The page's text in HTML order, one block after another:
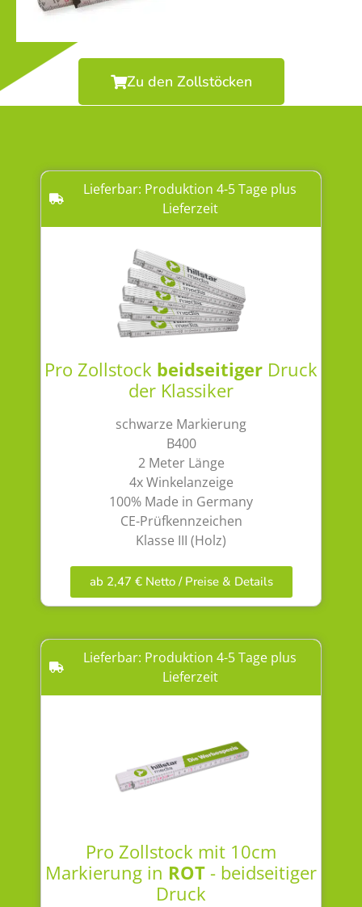
Zu den Zollstöcken
Lieferbar: Produktion 4-5 Tage plus
Lieferzeit
Pro Zollstock beidseitiger Druck
der Klassiker
schwarze Markierung
B400
2 Meter Länge
4x Winkelanzeige
100% Made in Germany
CE-Prüfkennzeichen
Klasse III (Holz)
ab 2,47 € Netto / Preise & Details
Lieferbar: Produktion 4-5 Tage plus
Lieferzeit
Pro Zollstock mit 10cm
Markierung in ROT- beidseitiger
Druck